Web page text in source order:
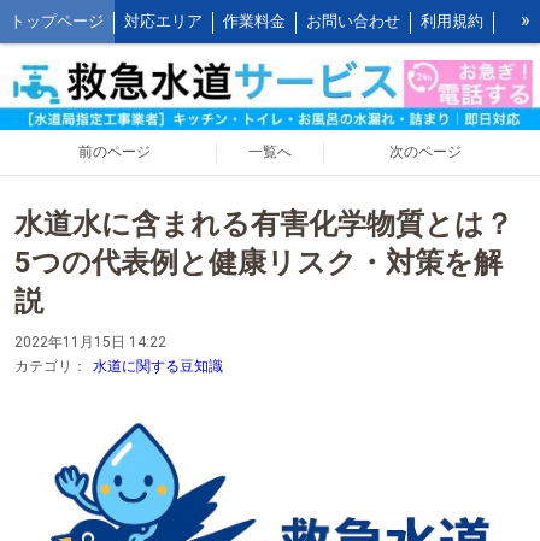
トップページ 対応エリア 作業料金 お問い合わせ 利用規約
水道修理の作業報告 水道修理の施工事例 よくあるご質問 FAQ
救水の水道修理ブログ お客様の声とご感想 WEB割引ご利用方法
公式LINEアカウント キッチンの作業料金
屋外の作業料金
»
前のページ 一覧へ 次のページ
水道水に含まれる有害化学物質とは？
5つの代表例と健康リスク・対策を解
説
2022年11月15日 14:22
カテゴリ：
水道に関する豆知識